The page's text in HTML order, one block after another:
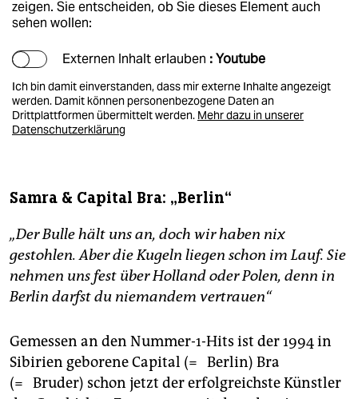
zeigen. Sie entscheiden, ob Sie dieses Element auch
sehen wollen:
Externen Inhalt erlauben : Youtube
Ich bin damit einverstanden, dass mir externe Inhalte angezeigt
werden. Damit können personenbezogene Daten an
Drittplattformen übermittelt werden. Mehr dazu in unserer
Datenschutzerklärung
Samra & Capital Bra: „Berlin“
„Der Bulle hält uns an, doch wir haben nix
gestohlen. Aber die Kugeln liegen schon im Lauf. Sie
nehmen uns fest über Holland oder Polen, denn in
Berlin darfst du niemandem vertrauen“
Gemessen an den Nummer-1-Hits ist der 1994 in
Sibirien geborene Capital (= Berlin) Bra
(= Bruder) schon jetzt der erfolgreichste Künstler